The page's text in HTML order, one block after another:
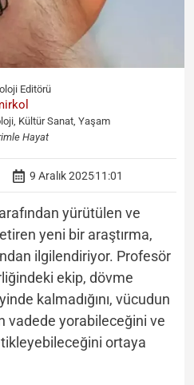
Editörü
Kültür Sanat, Yaşam
Hayat
9 Aralık 202511:01
yürütülen ve
yeni bir araştırma,
ilgilendiriyor. Profesör
ekip, dövme
kalmadığını, vücudun
vadede yorabileceğini ve
ortaya